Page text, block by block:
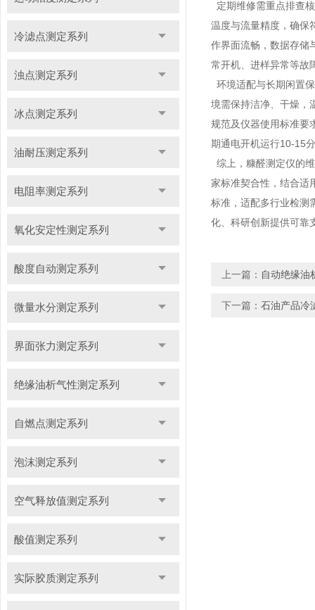
冷滤点测定系列
浊点测定系列
冰点测定系列
油耐压测定系列
电阻率测定系列
氧化安定性测定系列
酸度自动测定系列
微量水分测定系列
界面张力测定系列
绝缘油析气性测定系列
自燃点测定系列
泡沫测定系列
空气释放值测定系列
酸值测定系列
实际胶质测定系列
定期维修需重点排查
温度与流量精度，确保
作界面流畅，数据存储
常开机、进样异常等故
环境适配与长期闲置
境需保持洁净、干燥，
规范及仪器使用标准要
期通电开机运行10-15
综上，糠醛测定仪的
家标准契合性，结合适
标准，适配多行业检测
化、科研创新提供可靠
上一篇： 自动绝缘油
下一篇： 石油产品冷